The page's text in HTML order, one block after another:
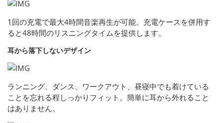
1回の充電で最大4時間音楽再生が可能。充電ケースを併用す
ると48時間のリスニングタイムを提供します。
耳から落下しないデザイン
ランニング、ダンス、ワークアウト、昼寝中でも着けている
ことを忘れる程しっかりフィット。簡単に耳から外れること
はありません。